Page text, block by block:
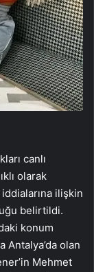
canlı
olarak
ilişkin
belirtildi.
konum
Antalya’da olan
Mehmet